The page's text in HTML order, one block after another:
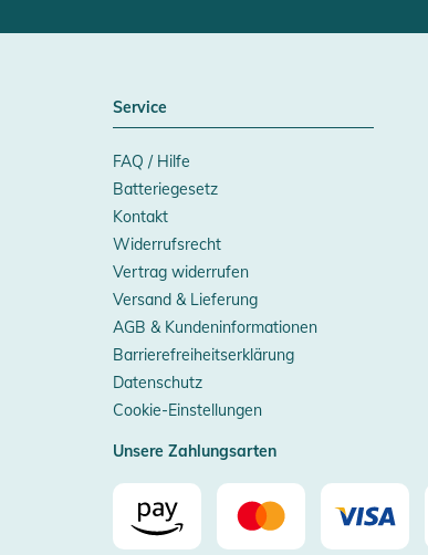
Service
FAQ / Hilfe
Batteriegesetz
Kontakt
Widerrufsrecht
Vertrag widerrufen
Versand & Lieferung
AGB & Kundeninformationen
Barrierefreiheitserklärung
Datenschutz
Cookie-Einstellungen
Unsere Zahlungsarten